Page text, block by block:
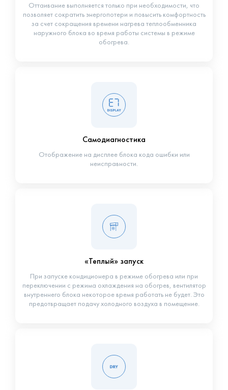
Оттаивание выполняется только при необходимости, что
позволяет сократить энергопотери и повысить комфортность
за счет сокращения времени нагрева теплообменника
наружного блока во время работы системы в режиме
обогрева.
Самодиагностика
Отображение на дисплее блока кода ошибки или
неисправности.
«Теплый» запуск
При запуске кондиционера в режиме обогрева или при
переключении с режима охлаждения на обогрев, вентилятор
внутреннего блока некоторое время работать не будет. Это
предотвращает подачу холодного воздуха в помещение.